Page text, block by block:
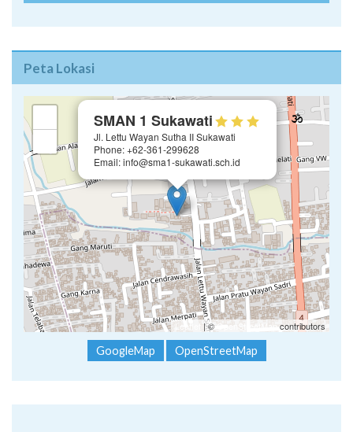
Peta Lokasi
SMAN 1 Sukawati
Jl. Lettu Wayan Sutha II Sukawati
Phone: +62-361-299628
Email: info@sma1-sukawati.sch.id
Leaflet | ©OpenStreetMap contributors
GoogleMap OpenStreetMap